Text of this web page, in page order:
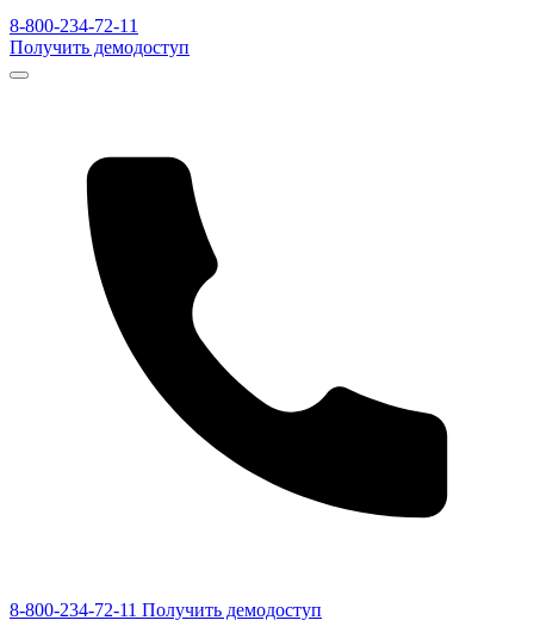
8-800-234-72-11
Получить демодоступ
8-800-234-72-11 Получить демодоступ